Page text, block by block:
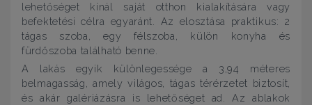
lehetőséget kínál saját otthon kialakítására vagy
befektetési célra egyaránt. Az elosztása praktikus: 2
tágas szoba, egy félszoba, külön konyha és
fürdőszoba található benne.
A lakás egyik különlegessége a 3,94 méteres
belmagasság, amely világos, tágas térérzetet biztosít,
és akár galériázásra is lehetőséget ad. Az ablakok